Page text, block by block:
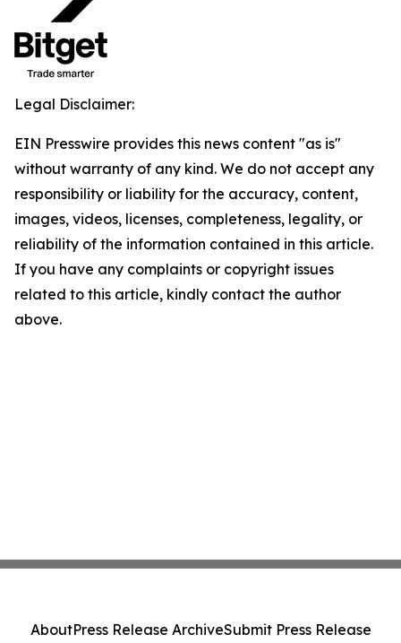
Legal Disclaimer:
EIN Presswire provides this news content "as is"
without warranty of any kind. We do not accept any
responsibility or liability for the accuracy, content,
images, videos, licenses, completeness, legality, or
reliability of the information contained in this article.
If you have any complaints or copyright issues
related to this article, kindly contact the author
above.
AboutPress Release ArchiveSubmit Press Release